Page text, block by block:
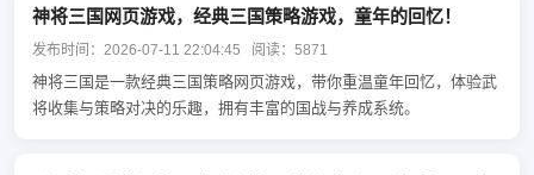
神将三国网页游戏，经典三国策略游戏，童年的回忆！
发布时间：2026-07-11 22:04:45 阅读：5871
神将三国是一款经典三国策略网页游戏，带你重温童年回忆，体验武
将收集与策略对决的乐趣，拥有丰富的国战与养成系统。